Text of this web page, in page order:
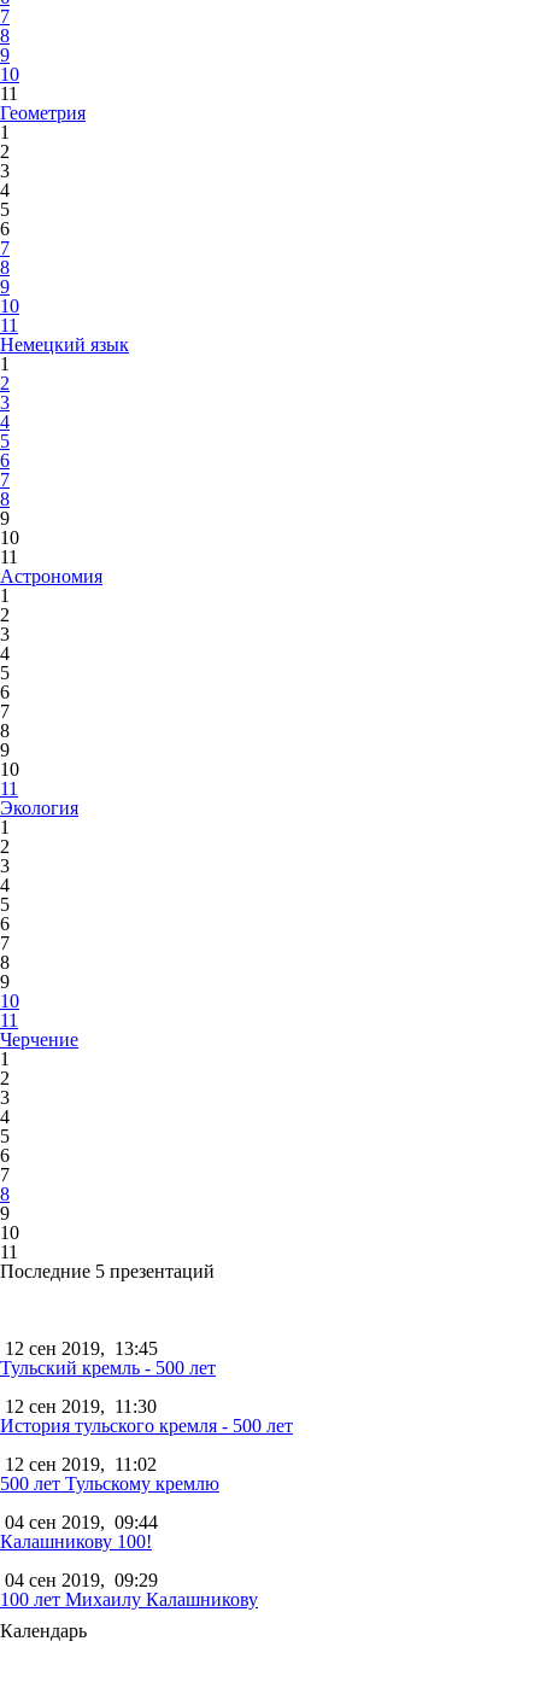
7
8
9
10
11
Геометрия
1
2
3
4
5
6
7
8
9
10
11
Немецкий язык
1
2
3
4
5
6
7
8
9
10
11
Астрономия
1
2
3
4
5
6
7
8
9
10
11
Экология
1
2
3
4
5
6
7
8
9
10
11
Черчение
1
2
3
4
5
6
7
8
9
10
11
Последние 5 презентаций
12 сен 2019, 13:45
Тульский кремль - 500 лет
12 сен 2019, 11:30
История тульского кремля - 500 лет
12 сен 2019, 11:02
500 лет Тульскому кремлю
04 сен 2019, 09:44
Калашникову 100!
04 сен 2019, 09:29
100 лет Михаилу Калашникову
Календарь